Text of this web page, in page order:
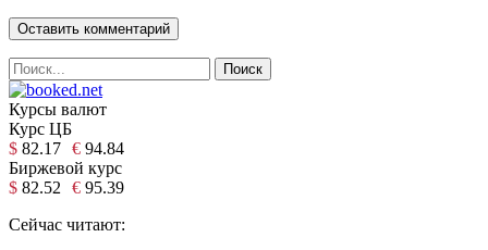
Курсы валют
Курс ЦБ
$ 82.17 € 94.84
Биржевой курс
$ 82.52 € 95.39
Сейчас читают: